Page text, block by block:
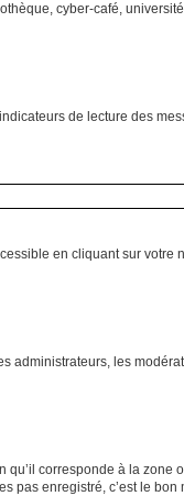
cyber-café,
de lecture des
en cliquant sur votre
administrateurs, les
corresponde à la zone
pas enregistré, c’est le